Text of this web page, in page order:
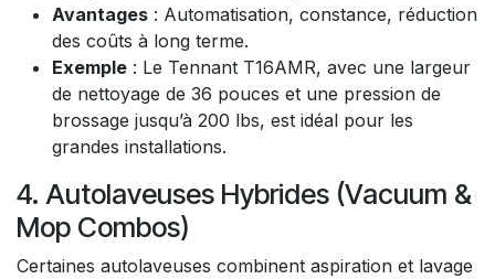
Avantages : Automatisation, constance, réduction
des coûts à long terme.
Exemple : Le Tennant T16AMR, avec une largeur
de nettoyage de 36 pouces et une pression de
brossage jusqu’à 200 lbs, est idéal pour les
grandes installations.
4. Autolaveuses Hybrides (Vacuum &
Mop Combos)
Certaines autolaveuses combinent aspiration et lavage